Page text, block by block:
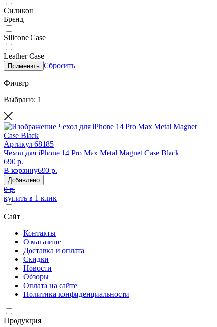
Силикон
Бренд
Silicone Case
Leather Case
Применить Сбросить
Фильтр
Выбрано: 1
Артикул 68185
Чехол для iPhone 14 Pro Max Metal Magnet Case Black
690 р.
В корзину690 р.
Добавлено
0 р.
купить в 1 клик
Сайт
Контакты
О магазине
Доставка и оплата
Скидки
Новости
Обзоры
Оплата на сайте
Политика конфиденциальности
Продукция